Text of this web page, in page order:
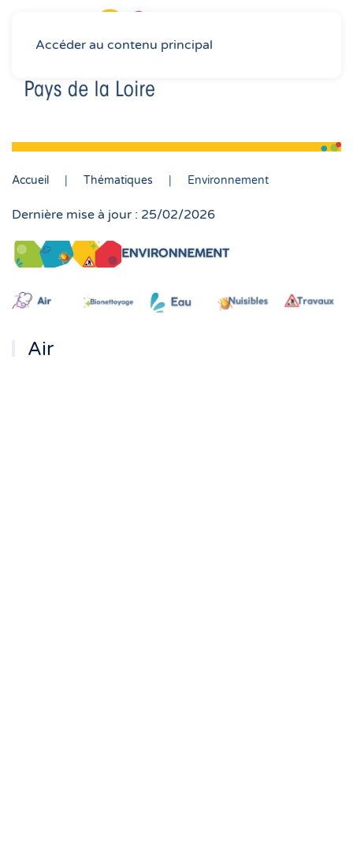
Accéder au contenu principal
Accueil Thématiques Environnement
Dernière mise à jour : 25/02/2026
Air